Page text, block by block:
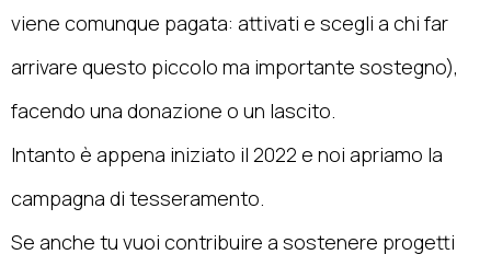
viene comunque pagata: attivati e scegli a chi far
arrivare questo piccolo ma importante sostegno),
facendo una donazione o un lascito.
Intanto è appena iniziato il 2022 e noi apriamo la
campagna di tesseramento.
Se anche tu vuoi contribuire a sostenere progetti